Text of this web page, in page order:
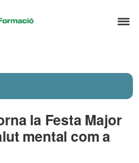
el
Universitat
la Festa Major
mental com a